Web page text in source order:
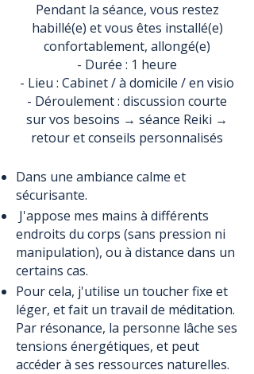
​Pendant la séance, vous restez
habillé(e) et vous êtes installé(e)
confortablement, allongé(e)
- Durée : 1 heure
- Lieu : Cabinet / à domicile / en visio
- Déroulement : discussion courte
sur vos besoins → séance Reiki →
retour et conseils personnalisés
Dans une ambiance calme et
sécurisante.
J'appose mes mains à différents
endroits du corps (sans pression ni
manipulation), ou à distance dans un
certains cas.
Pour cela, j'utilise un toucher fixe et
léger, et fait un travail de méditation.
Par résonance, la personne lâche ses
tensions énergétiques, et peut
accéder à ses ressources naturelles.